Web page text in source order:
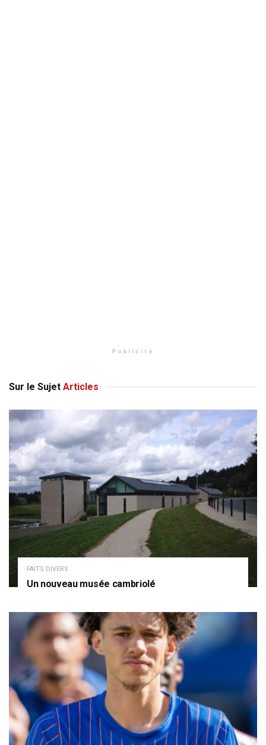
Publicité
Sur le Sujet Articles
FAITS DIVERS
Un nouveau musée cambriolé